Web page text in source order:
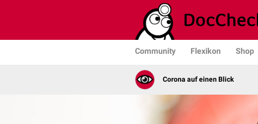
Community Flexikon Shop
Corona auf einen Blick